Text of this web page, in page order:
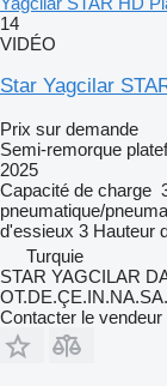
14
VIDÉO
Star Yagcilar
Prix sur demande
Semi-remorque
2025
Capacité de charge
pneumatique/
d'essieux 3 Hauteur
Turquie
STAR YAGCILAR
Contacter le vendeur